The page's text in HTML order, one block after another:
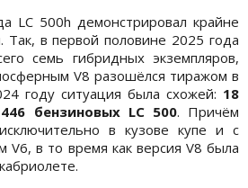
LC 500h демонстрировал крайне
Так, в первой половине 2025 года
семь гибридных экземпляров,
V8 разошёлся тиражом в
году ситуация была схожей: 18
бензиновых LC 500. Причём
в кузове купе и с
в то время как версия V8 была